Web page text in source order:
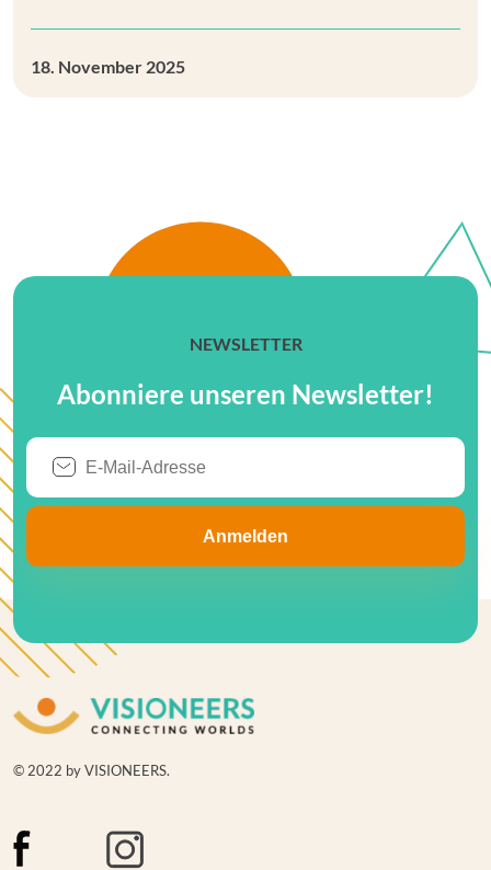
18. November 2025
NEWSLETTER
Abonniere unseren Newsletter!
© 2022 by VISIONEERS.